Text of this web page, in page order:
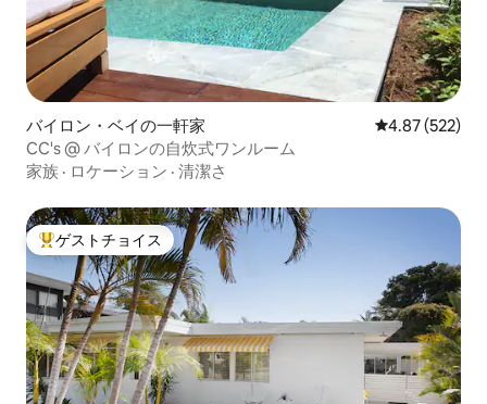
バイロン・ベイの一軒家 レビュー522
4.87 (522)
CC's @ バイロンの自炊式ワンルーム
家族 · ロケーション · 清潔さ
大好評のゲストチョイスです。
ゲストチョイス